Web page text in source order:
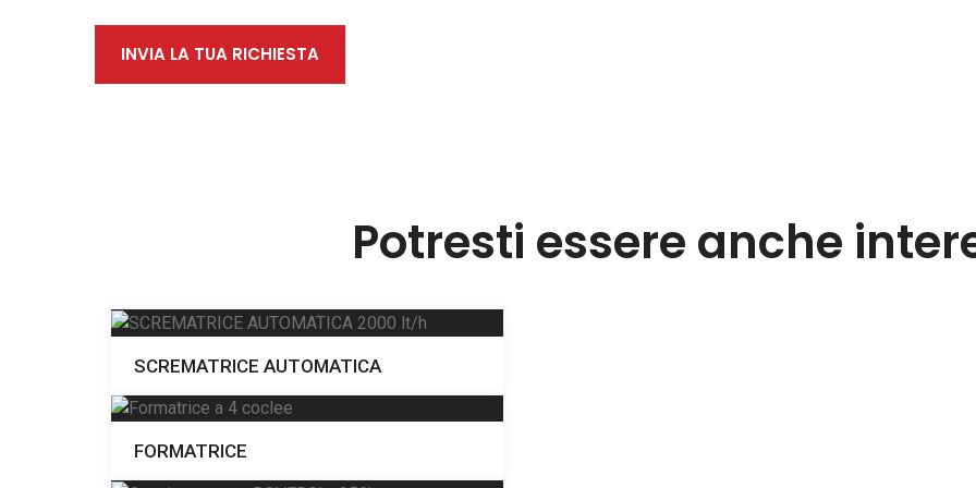
INVIA LA TUA RICHIESTA
Potresti essere anche
SCREMATRICE AUTOMATICA
FORMATRICE